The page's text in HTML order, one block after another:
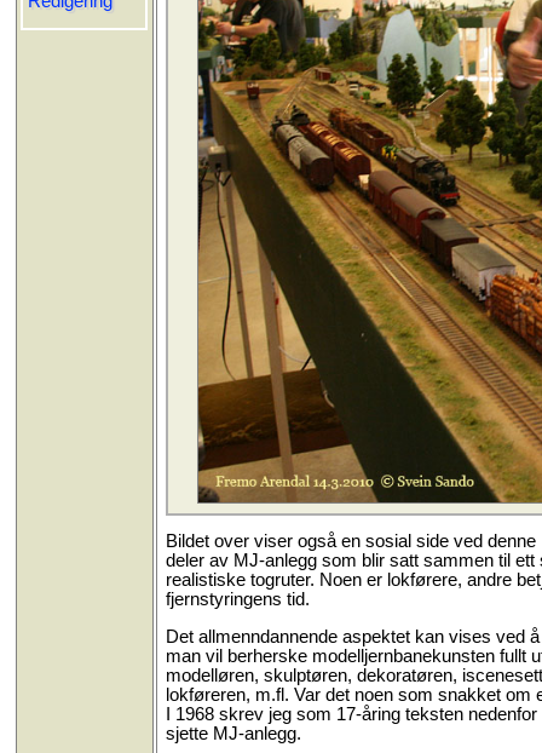
Bildet over viser også en sosial side ved
deler av MJ-anlegg som blir satt sammen til
realistiske togruter. Noen er lokførere, andre
fjernstyringens tid.
Det allmenndannende aspektet kan vises ved
man vil berherske modelljernbanekunsten fullt
modelløren, skulptøren, dekoratøren,
lokføreren, m.fl. Var det noen som snakket
I 1968 skrev jeg som 17-åring teksten
sjette MJ-anlegg.